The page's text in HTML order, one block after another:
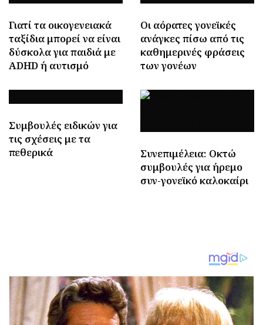
Γιατί τα οικογενειακά
ταξίδια μπορεί να είναι
δύσκολα για παιδιά με
ADHD ή αυτισμό
Οι αόρατες γονεϊκές
ανάγκες πίσω από τις
καθημερινές φράσεις
των γονέων
Συμβουλές ειδικών για
τις σχέσεις με τα
πεθερικά
Συνεπιμέλεια: Οκτώ
συμβουλές για ήρεμο
συν-γονεϊκό καλοκαίρι